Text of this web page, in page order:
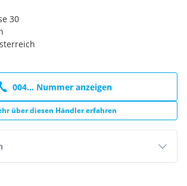
30
004... Nummer anzeigen
über diesen Händler erfahren